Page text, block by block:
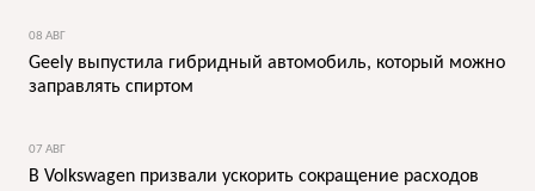
08 АВГ
Geely выпустила гибридный автомобиль, который можно
заправлять спиртом
07 АВГ
В Volkswagen призвали ускорить сокращение расходов